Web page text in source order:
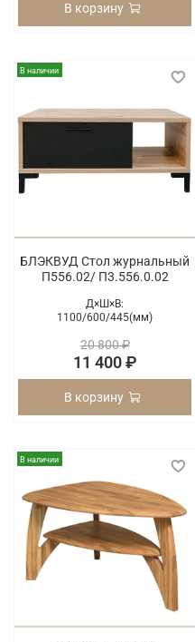
В корзину
В наличии
БЛЭКВУД Стол журнальный
П556.02/ П3.556.0.02
Д×Ш×В:
1100/600/445(мм)
20 800 ₽
11 400 ₽
В корзину
В наличии